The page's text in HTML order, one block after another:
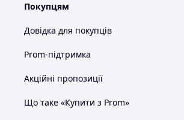
Покупцям
Довідка для покупців
Prom-підтримка
Акційні пропозиції
Що таке «Купити з Prom»